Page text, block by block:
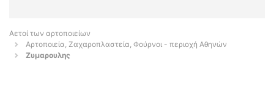
Αετοί των αρτοποιείων
Αρτοποιεία, Ζαχαροπλαστεία, Φούρνοι - περιοχή Αθηνών
Ζυμαρουλης